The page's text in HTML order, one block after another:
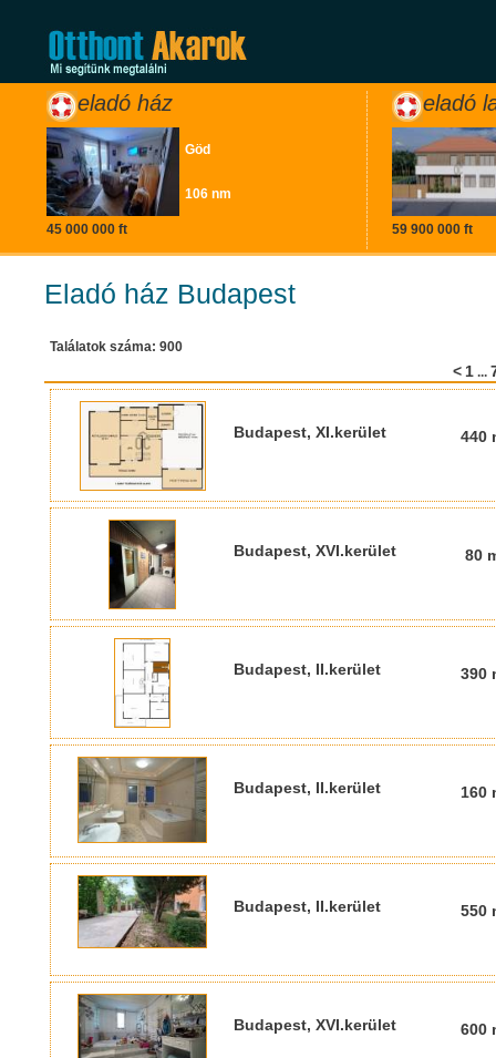
eladó ház
Göd
106 nm
45 000 000 ft
eladó
59 900 000 ft
Eladó ház Budapest
Találatok száma: 900
< 1 ...
Budapest, XI.kerület 440
Budapest, XVI.kerület 80
Budapest, II.kerület 390
Budapest, II.kerület 160
Budapest, II.kerület 550
Budapest, XVI.kerület 600